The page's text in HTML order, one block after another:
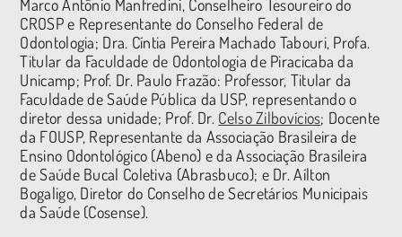
Marco Antônio Manfredini, Conselheiro Tesoureiro do
CROSP e Representante do Conselho Federal de
Odontologia; Dra. Cíntia Pereira Machado Tabouri, Profa.
Titular da Faculdade de Odontologia de Piracicaba da
Unicamp; Prof. Dr. Paulo Frazão: Professor, Titular da
Faculdade de Saúde Pública da USP, representando o
diretor dessa unidade; Prof. Dr. Celso Zilbovícios; Docente
da FOUSP, Representante da Associação Brasileira de
Ensino Odontológico (Abeno) e da Associação Brasileira
de Saúde Bucal Coletiva (Abrasbuco); e Dr. Aílton
Bogaligo, Diretor do Conselho de Secretários Municipais
da Saúde (Cosense).